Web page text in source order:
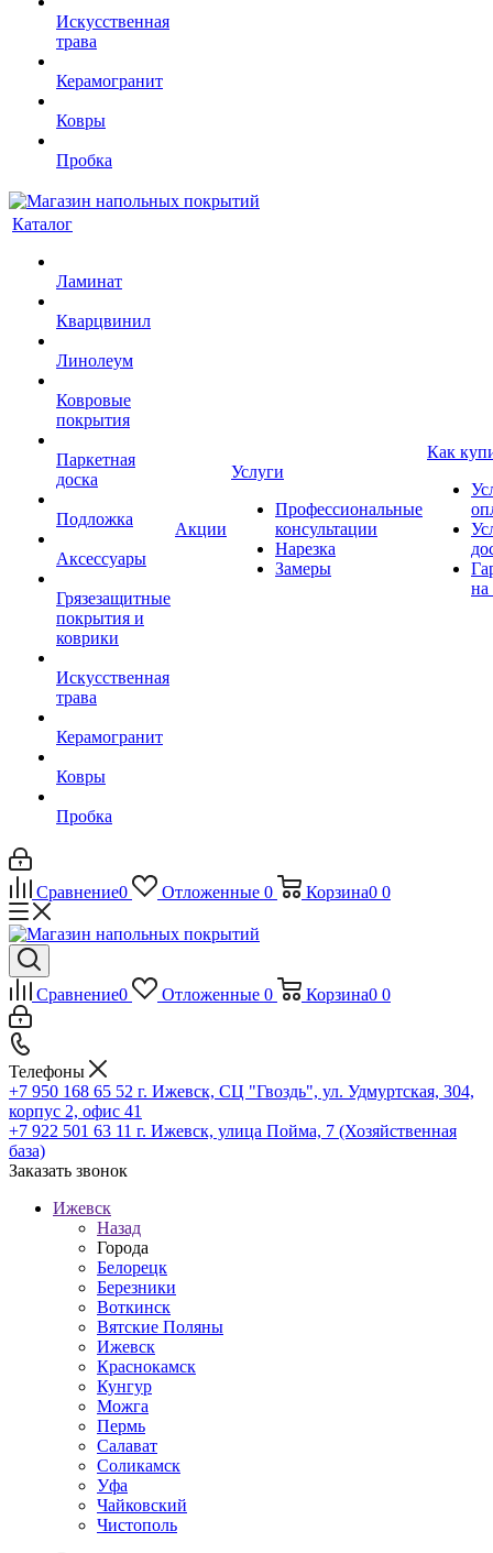
Искусственная
трава
Керамогранит
Ковры
Пробка
Каталог
Ламинат
Кварцвинил
Линолеум
Ковровые
покрытия
Паркетная
доска
Подложка
Аксессуары
Грязезащитные
покрытия и
коврики
Искусственная
трава
Керамогранит
Ковры
Пробка
Акции
Услуги
Профессиональные
консультации
Нарезка
Замеры
Как
на
Сравнение0 Отложенные 0 Корзина0 0
Сравнение0 Отложенные 0 Корзина0 0
Телефоны
+7 950 168 65 52 г. Ижевск, СЦ "Гвоздь", ул. Удмуртская, 304,
корпус 2, офис 41
+7 922 501 63 11 г. Ижевск, улица Пойма, 7 (Хозяйственная
база)
Заказать звонок
Ижевск
Назад
Города
Белорецк
Березники
Воткинск
Вятские Поляны
Ижевск
Краснокамск
Кунгур
Можга
Пермь
Салават
Соликамск
Уфа
Чайковский
Чистополь